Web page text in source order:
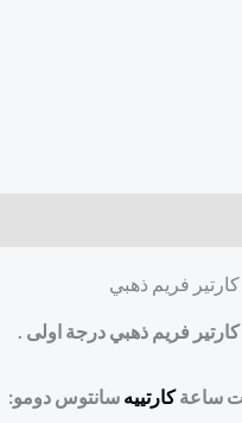
فريم ذهبي
فريم ذهبي درجة اولى .
ساعةكارتييه سانتوس دومو: